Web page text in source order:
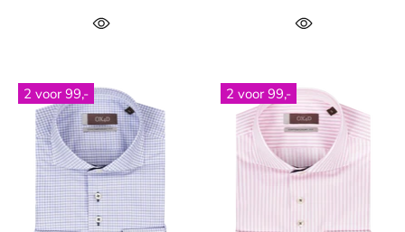
2 voor 99,- 2 voor 99,-